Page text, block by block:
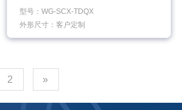
型号：WG-SCX-TDQX
外形尺寸：客户定制
2 »